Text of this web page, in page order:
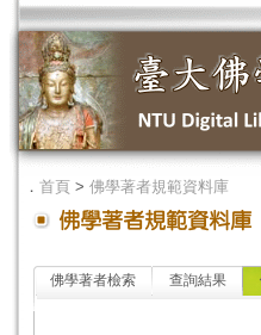
． 首頁 > 佛學著者規範資料庫
佛學著者檢索 查詢結果